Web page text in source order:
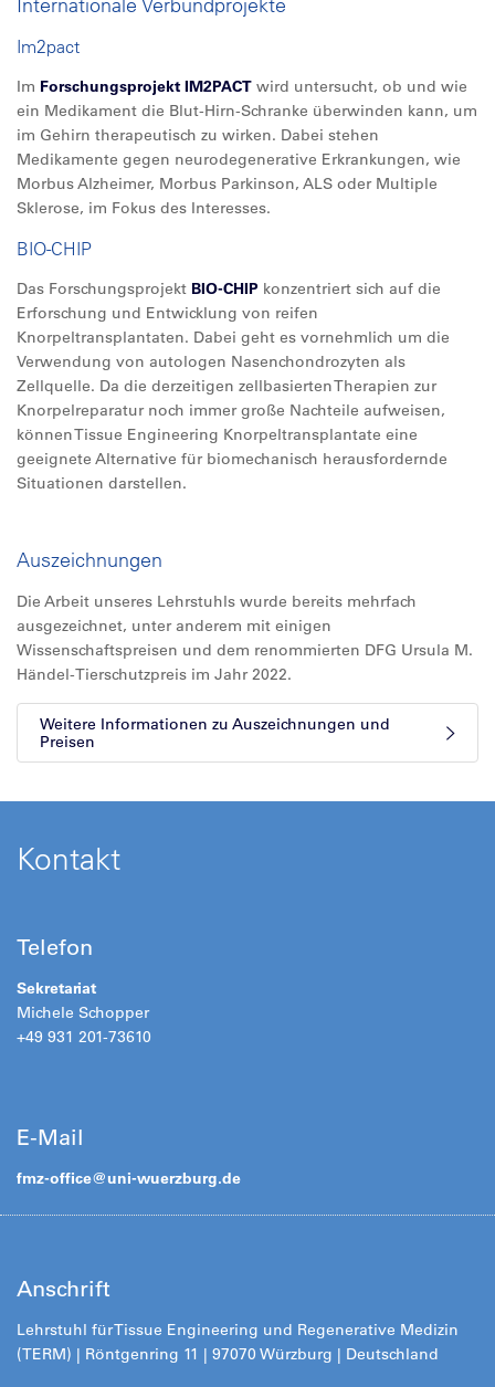
Im2pact
Im Forschungsprojekt IM2PACT wird untersucht, ob und wie
ein Medikament die Blut-Hirn-Schranke überwinden kann, um
im Gehirn therapeutisch zu wirken. Dabei stehen
Medikamente gegen neurodegenerative Erkrankungen, wie
Morbus Alzheimer, Morbus Parkinson, ALS oder Multiple
Sklerose, im Fokus des Interesses.
BIO-CHIP
Das Forschungsprojekt BIO-CHIP konzentriert sich auf die
Erforschung und Entwicklung von reifen
Knorpeltransplantaten. Dabei geht es vornehmlich um die
Verwendung von autologen Nasenchondrozyten als
Zellquelle. Da die derzeitigen zellbasierten Therapien zur
Knorpelreparatur noch immer große Nachteile aufweisen,
können Tissue Engineering Knorpeltransplantate eine
geeignete Alternative für biomechanisch herausfordernde
Situationen darstellen.
Auszeichnungen
Die Arbeit unseres Lehrstuhls wurde bereits mehrfach
ausgezeichnet, unter anderem mit einigen
Wissenschaftspreisen und dem renommierten DFG Ursula M.
Händel-Tierschutzpreis im Jahr 2022.
Weitere Informationen zu Auszeichnungen und
Preisen
Kontakt
Telefon
Sekretariat
Michele Schopper
+49 931 201-73610
E-Mail
fmz-office@uni-wuerzburg.de
Anschrift
Lehrstuhl für Tissue Engineering und Regenerative Medizin
(TERM) | Röntgenring 11 | 97070 Würzburg | Deutschland